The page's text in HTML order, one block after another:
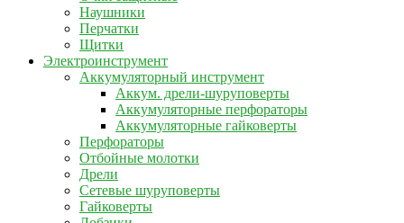
Наушники
Перчатки
Щитки
Электроинструмент
Аккумуляторный инструмент
Аккум. дрели-шуруповерты
Аккумуляторные перфораторы
Аккумуляторные гайковерты
Перфораторы
Отбойные молотки
Дрели
Сетевые шуруповерты
Гайковерты